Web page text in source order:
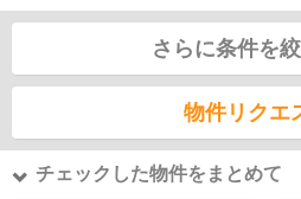
さらに条件を
物件リクエ
チェックした物件をまとめて